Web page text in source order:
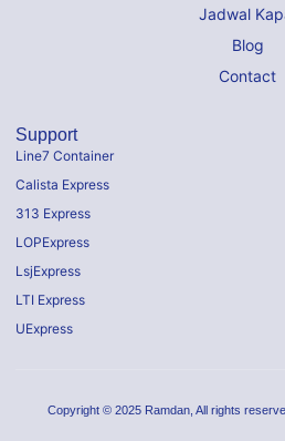
Jadwal
Blog
Contact
Support
Line7 Container
Calista Express
313 Express
LOPExpress
LsjExpress
LTI Express
UExpress
Copyright © 2025 Ramdan, All rights